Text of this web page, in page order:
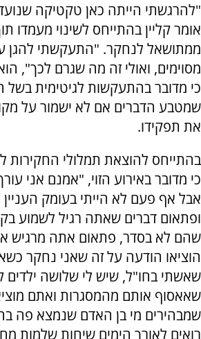
"להרגשתי הייתה כאן טקטיקה
אומר קליין בהתייחס לשינוי מעמדו
ממתושאל לנחקר. "התעקשתי להגן
מסוימים, ואולי זה מה שגרם לכך",
כי מדובר בהתעקשות לגיטימית בשל
שמטבע הדברים אם לא ישמור על
את תפקידו.
בהתייחס להוצאת תמלולי החקירות
כי מדובר באירוע הזוי, "אמנם אני
אבל אף פעם לא הייתי בעומק
ופתאום דברים שאתה רגיל לשמוע
שהם לא בסדר, פתאום אתה מרגיש
הוציאו הודעה על זה שאני נחקר
שאשתי בחו"ל, שיש לי שלושה ילדים
שאאסוף אותם מהמסגרות ואתם
שמבהירים מי בן האדם שנמצא פה
רואים לאורך הימים שיחות שלמות